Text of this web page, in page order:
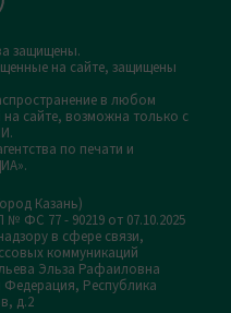
защищены.
на сайте, защищены
в любом
сайте, возможна только с
по печати и
Казань)
ФС 77 - 90219 от 07.10.2025
в сфере связи,
коммуникаций
Эльза Рафаиловна
Федерация, Республика
д.2